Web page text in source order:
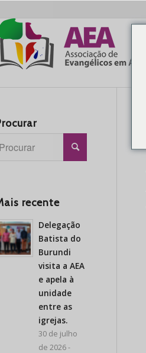
recente
Delegação
Batista do
Burundi
visita a AEA
e apela à
unidade
entre as
igrejas.
30 de julho
de 2026 -